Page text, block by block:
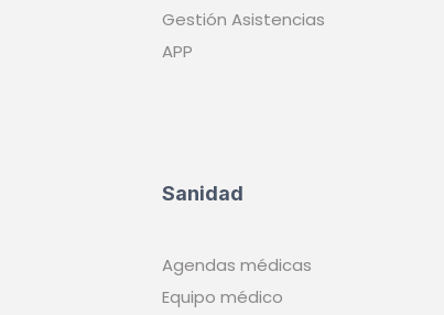
Gestión Asistencias
APP
Sanidad
Agendas médicas
Equipo médico